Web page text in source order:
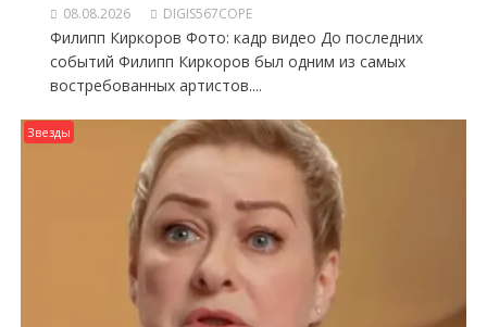
08.08.2026 DIGIS567COPE
Филипп Киркоров Фото: кадр видео До последних
событий Филипп Киркоров был одним из самых
востребованных артистов....
Звезды